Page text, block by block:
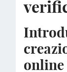
online